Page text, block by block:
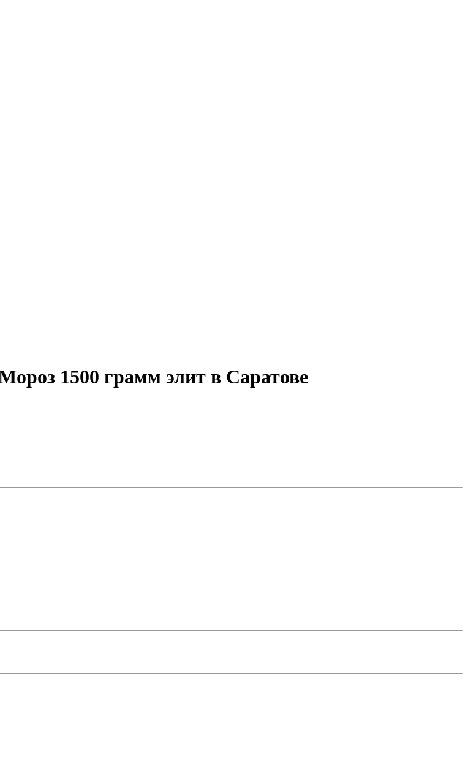
1500 грамм элит в Саратове